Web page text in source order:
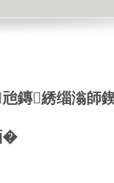
鏄綉缁滃師
�